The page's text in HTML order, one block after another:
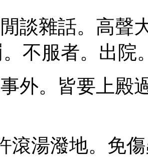
談雜話。高聲
不服者。出院
外。皆要上殿
滾湯潑地。免